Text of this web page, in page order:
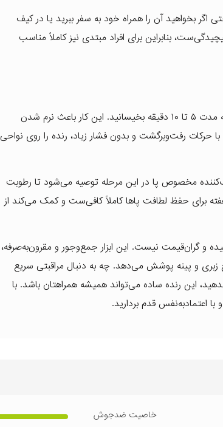
بخواهید آن را همراه خود به سفر ببرید یا در کیف
بنابراین برای افراد مبتدی نیز کاملاً مناسب
برای رسیدن به نتیجه ایده‌آل با این رنده پا، بهتر است ابتدا پاها را در آب گرم و نمک به مدت ۵ تا ۱۰ دقیقه بخیسانید. این کار باعث نرم شدن
رفت‌وبرگشت و بدون فشار زیاد، رنده را روی نواحی
مخصوص پا در این مرحله توصیه می‌شود تا رطوبت
برای حفظ لطافت پاها کاملاً کافی‌ست و کمک می‌کند از
و گران‌قیمت نیست. این ابزار جمع‌وجور و مقرون‌به‌صرفه،
زبری و پینه پوشش می‌دهد. چه به دنبال مراقبتی سریع
این رنده ساده می‌تواند همیشه همراهتان باشد. با
اعتمادبه‌نفس قدم بردارید.
خاصیت ضدجوش